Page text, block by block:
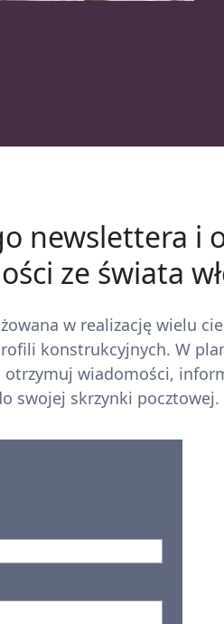
newslettera i
ze świata
w realizację wielu
konstrukcyjnych. W
wiadomości,
swojej skrzynki pocztowej.